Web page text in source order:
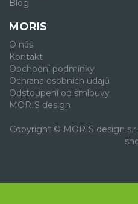
Blog
MORIS
O nás
Kontakt
Obchodní podmínky
Ochrana osobních údajů
Odstoupení od smlouvy
MORIS design
Copyright © MORIS design